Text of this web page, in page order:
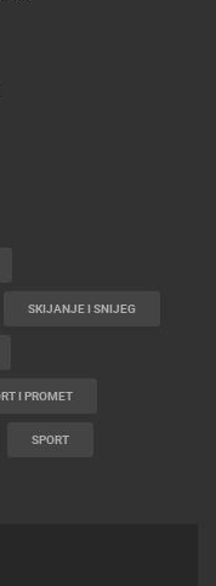
SKIJANJE I SNIJEG
I PROMET
SPORT